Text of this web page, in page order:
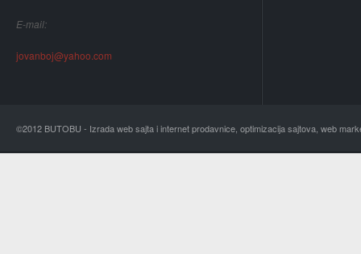
E-mail:
jovanboj@yahoo.com
©2012 BUTOBU - Izrada web sajta i internet prodavnice, optimizacija sajtova, web